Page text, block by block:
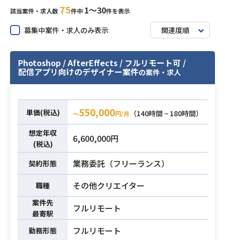
該当案件・求人数 75件中 1〜30件を表示
募集中案件・求人のみ表示 関連度順
Photoshop / AfterEffects / フルリモート可 /
配信アプリ向けのデザイナー案件の案件・求人
単価(税込) 〜550,000円/月
（140時間 ~ 180時間）
想定年収
(税込)
6,600,000円
契約形態 業務委託（フリーランス）
職種 その他クリエイター
案件先
最寄駅
フルリモート
勤務形態 フルリモート